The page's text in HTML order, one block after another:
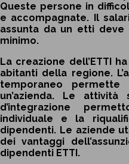
Queste persone in
e accompagnate. Il
assunta da un etti deve
minimo.
La creazione dell’ETTI
abitanti della regione.
temporaneo permette
un’azienda. Le
d’integrazione
individuale e la
dipendenti. Le aziende
dei vantaggi
dipendenti ETTI.